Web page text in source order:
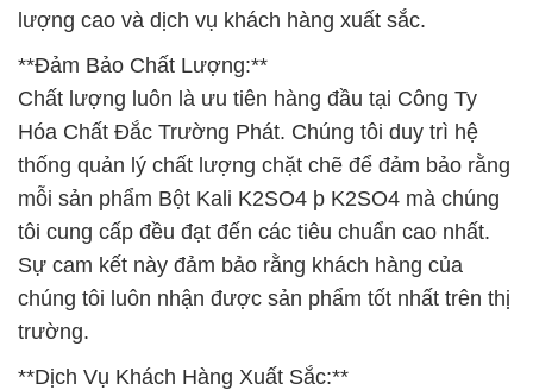
lượng cao và dịch vụ khách hàng xuất sắc.
**Đảm Bảo Chất Lượng:**
Chất lượng luôn là ưu tiên hàng đầu tại Công Ty
Hóa Chất Đắc Trường Phát. Chúng tôi duy trì hệ
thống quản lý chất lượng chặt chẽ để đảm bảo rằng
mỗi sản phẩm Bột Kali K2SO4 þ K2SO4 mà chúng
tôi cung cấp đều đạt đến các tiêu chuẩn cao nhất.
Sự cam kết này đảm bảo rằng khách hàng của
chúng tôi luôn nhận được sản phẩm tốt nhất trên thị
trường.
**Dịch Vụ Khách Hàng Xuất Sắc:**